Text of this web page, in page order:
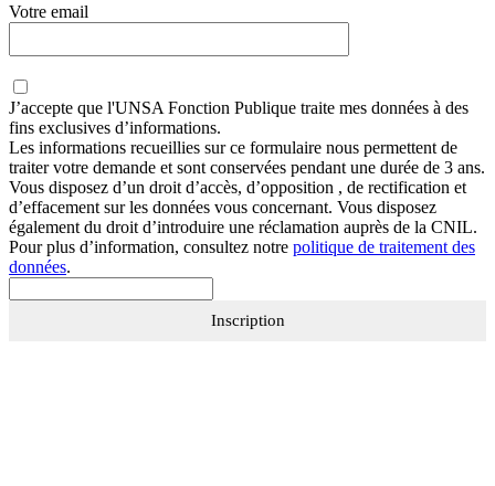
Votre email
J’accepte que l'UNSA Fonction Publique traite mes données à des
fins exclusives d’informations.
Les informations recueillies sur ce formulaire nous permettent de
traiter votre demande et sont conservées pendant une durée de 3 ans.
Vous disposez d’un droit d’accès, d’opposition , de rectification et
d’effacement sur les données vous concernant. Vous disposez
également du droit d’introduire une réclamation auprès de la CNIL.
Pour plus d’information, consultez notre politique de traitement des
données.
Inscription